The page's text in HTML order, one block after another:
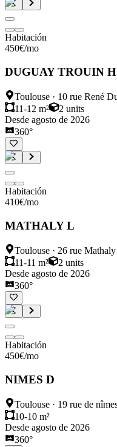
Habitación
450€/mo
DUGUAY TROUIN H
Toulouse · 10 rue René
11-12 m²
2 units
Desde agosto de 2026
360°
Habitación
410€/mo
MATHALY L
Toulouse · 26 rue
11-11 m²
2 units
Desde agosto de 2026
360°
Habitación
450€/mo
NIMES D
Toulouse · 19 rue de
10-10 m²
Desde agosto de 2026
360°